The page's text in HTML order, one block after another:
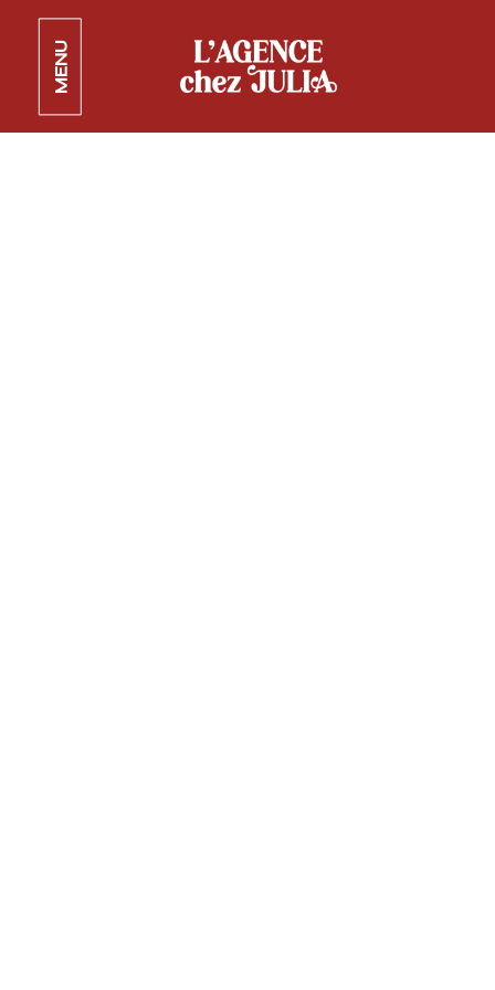
MENU
731ux82bzsam62zsx
9 juin 2026
7v92r3v63pr9mu7a9r4xi0nwmq
Back to 731ux82bzsam62zsx
Mentions Légales